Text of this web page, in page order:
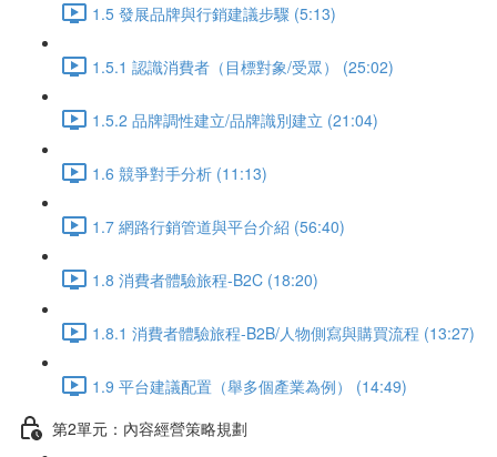
1.5 發展品牌與行銷建議步驟 (5:13)
1.5.1 認識消費者（目標對象/受眾） (25:02)
1.5.2 品牌調性建立/品牌識別建立 (21:04)
1.6 競爭對手分析 (11:13)
1.7 網路行銷管道與平台介紹 (56:40)
1.8 消費者體驗旅程-B2C (18:20)
1.8.1 消費者體驗旅程-B2B/人物側寫與購買流程 (13:27)
1.9 平台建議配置（舉多個產業為例） (14:49)
第2單元：內容經營策略規劃